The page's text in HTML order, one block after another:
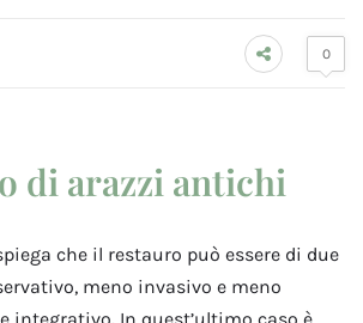
0
di arazzi antichi
che il restauro può essere di due
meno invasivo e meno
integrativo. In quest’ultimo caso è